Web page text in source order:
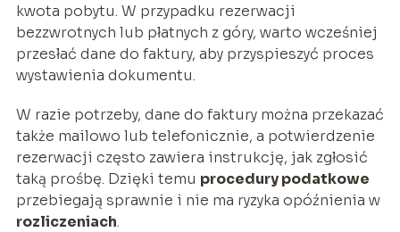
kwota pobytu. W przypadku rezerwacji
bezzwrotnych lub płatnych z góry, warto wcześniej
przesłać dane do faktury, aby przyspieszyć proces
wystawienia dokumentu.
W razie potrzeby, dane do faktury można przekazać
także mailowo lub telefonicznie, a potwierdzenie
rezerwacji często zawiera instrukcję, jak zgłosić
taką prośbę. Dzięki temu procedury podatkowe
przebiegają sprawnie i nie ma ryzyka opóźnienia w
rozliczeniach.